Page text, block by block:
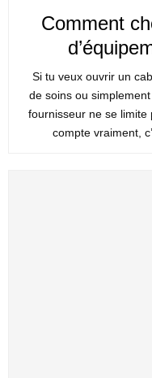
Comment
Si tu veux ouvrir un
de soins ou
fournisseur ne se limite
compte vraiment,